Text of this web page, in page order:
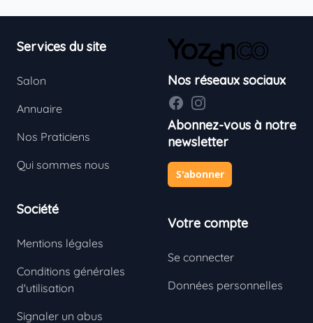
Services du site
Salon
Annuaire
Nos Praticiens
Qui sommes nous
Société
Mentions légales
Conditions générales
d'utilisation
Signaler un abus
Nos réseaux sociaux
FacebookInstagram
Abonnez-vous à notre
newsletter
S'abonner
Votre compte
Se connecter
Données personnelles